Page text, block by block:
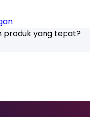
produk yang tepat?